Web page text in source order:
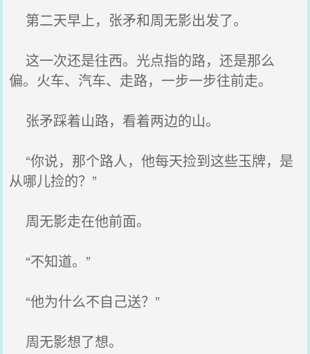
第二天早上，张矛和周无影出发了。
这一次还是往西。光点指的路，还是那么
偏。火车、汽车、走路，一步一步往前走。
张矛踩着山路，看着两边的山。
“你说，那个路人，他每天捡到这些玉牌，是
从哪儿捡的？”
周无影走在他前面。
“不知道。”
“他为什么不自己送？”
周无影想了想。